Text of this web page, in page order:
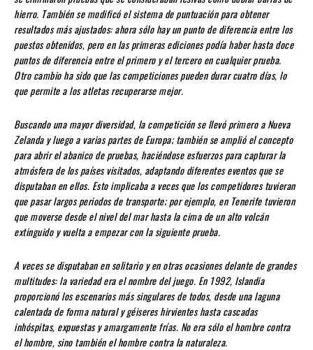
hierro. También se modificó el sistema de puntuación para obtener
resultados más ajustados: ahora sólo hay un punto de diferencia entre los
puestos obtenidos, pero en las primeras ediciones podía haber hasta doce
puntos de diferencia entre el primero y el tercero en cualquier prueba.
Otro cambio ha sido que las competiciones pueden durar cuatro días, lo
que permite a los atletas recuperarse mejor.
Buscando una mayor diversidad, la competición se llevó primero a Nueva
Zelanda y luego a varias partes de Europa; también se amplió el concepto
para abrir el abanico de pruebas, haciéndose esfuerzos para capturar la
atmósfera de los países visitados, adaptando diferentes eventos que se
disputaban en ellos. Esto implicaba a veces que los competidores tuvieran
que pasar largos periodos de transporte; por ejemplo, en Tenerife tuvieron
que moverse desde el nivel del mar hasta la cima de un alto volcán
extinguido y vuelta a empezar con la siguiente prueba.
A veces se disputaban en solitario y en otras ocasiones delante de grandes
multitudes: la variedad era el nombre del juego. En 1992, Islandia
proporcionó los escenarios más singulares de todos, desde una laguna
calentada de forma natural y géiseres hirvientes hasta cascadas
inhóspitas, expuestas y amargamente frías. No era sólo el hombre contra
el hombre, sino también el hombre contra la naturaleza.